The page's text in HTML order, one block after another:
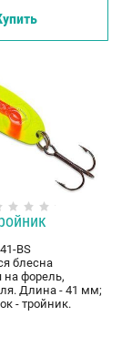
BS
блесна
на форель,
Длина - 41 мм;
- тройник.